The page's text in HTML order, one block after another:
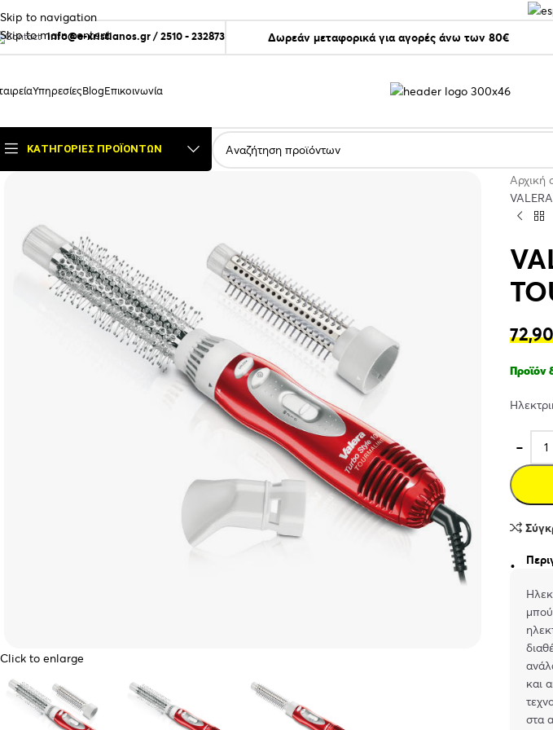
Skip to navigation
Skip to main content
info@e-xristianos.gr/2510 - 232873 Δωρεάν μεταφορικά για αγορές άνω των 80€
ΥπηρεσίεςBlogΕπικοινωνία
ΚΑΤΗΓΟΡΊΕΣ ΠΡΟΪΌΝΤΩΝ
Click to enlarge
Αρχική
72,90
Προϊόν
και
στα